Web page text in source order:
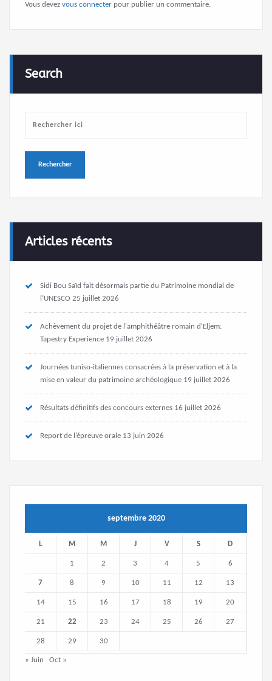
Vous devez vous connecter pour publier un commentaire.
Search
Articles récents
Sidi Bou Saïd fait désormais partie du Patrimoine mondial de
l’UNESCO 25 juillet 2026
Achèvement du projet de l'amphithéâtre romain d'Eljem:
Tapestry Experience 19 juillet 2026
Journées tuniso-italiennes consacrées à la préservation et à la
mise en valeur du patrimoine archéologique 19 juillet 2026
Résultats définitifs des concours externes 16 juillet 2026
Report de l’épreuve orale 13 juin 2026
septembre 2020
L M M J V S D
1 2 3 4 5 6
7 8 9 10 11 12 13
14 15 16 17 18 19 20
21 22 23 24 25 26 27
28 29 30
« Juin Oct »